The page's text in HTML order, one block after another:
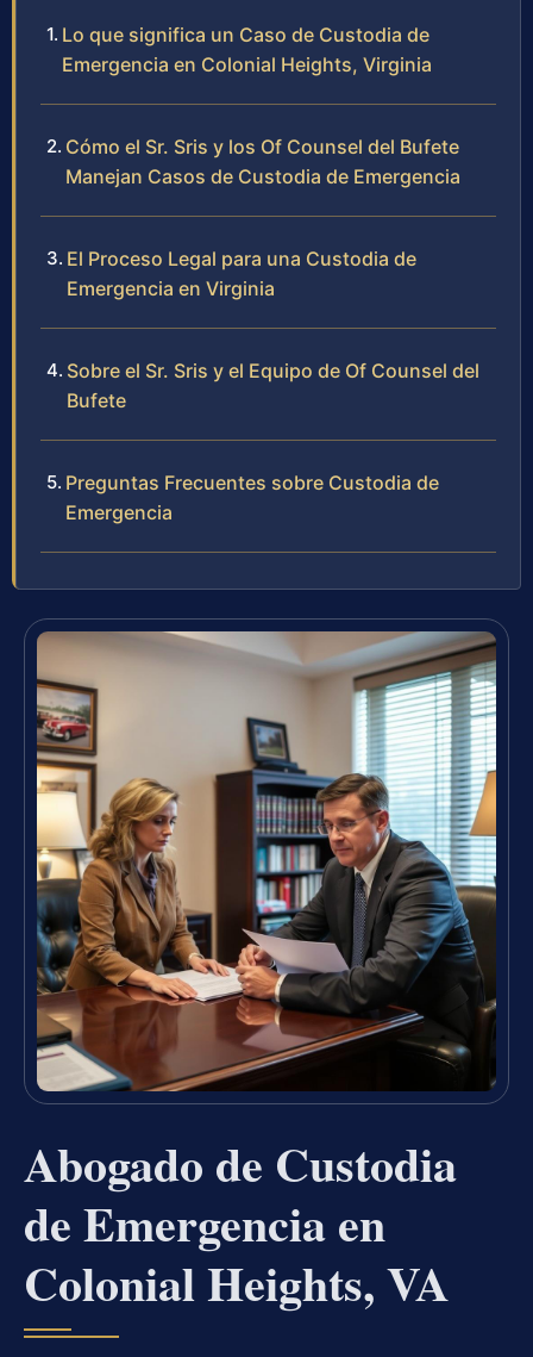
Lo que significa un Caso de Custodia de
Emergencia en Colonial Heights, Virginia
Cómo el Sr. Sris y los Of Counsel del Bufete
Manejan Casos de Custodia de Emergencia
El Proceso Legal para una Custodia de
Emergencia en Virginia
Sobre el Sr. Sris y el Equipo de Of Counsel del
Bufete
Preguntas Frecuentes sobre Custodia de
Emergencia
Abogado de Custodia
de Emergencia en
Colonial Heights, VA